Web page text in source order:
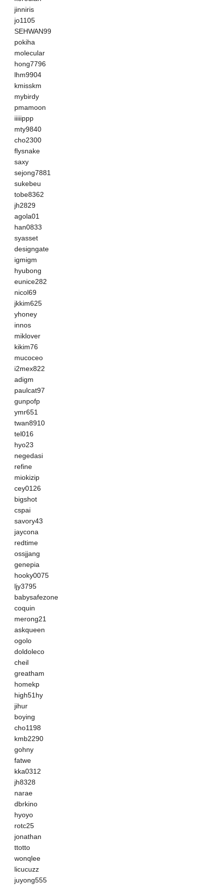
jinniris
jo1105
SEHWAN99
pokiha
molecular
hong7796
lhm9904
kmisskm
mybirdy
pmamoon
iiiiippp
mty9840
cho2300
flysnake
saxy
sejong7881
sukebeu
tobe8362
jh2829
agola01
han0833
syasset
designgate
igmigm
hyubong
eunice282
nicol69
jkkim625
yhoney
innos
miklover
kikim76
mucoceo
i2mex822
adigm
paulcat97
gunpofp
ymr651
twan8910
tel016
hyo23
negedasi
refine
miokizip
cey0126
bigshot
cspai
savory43
jaycona
redtime
ossjjang
genepia
hooky0075
ljy3795
babysafezone
coquin
merong21
askqueen
ogolo
doldoleco
cheil
greatham
homekp
high51hy
jihur
boying
cho1198
kmb2290
gohny
fatwe
kka0312
jh8328
narae
dbrkino
hyoyo
rotc25
jonathan
ttotto
wonqlee
licucuzz
juyong555